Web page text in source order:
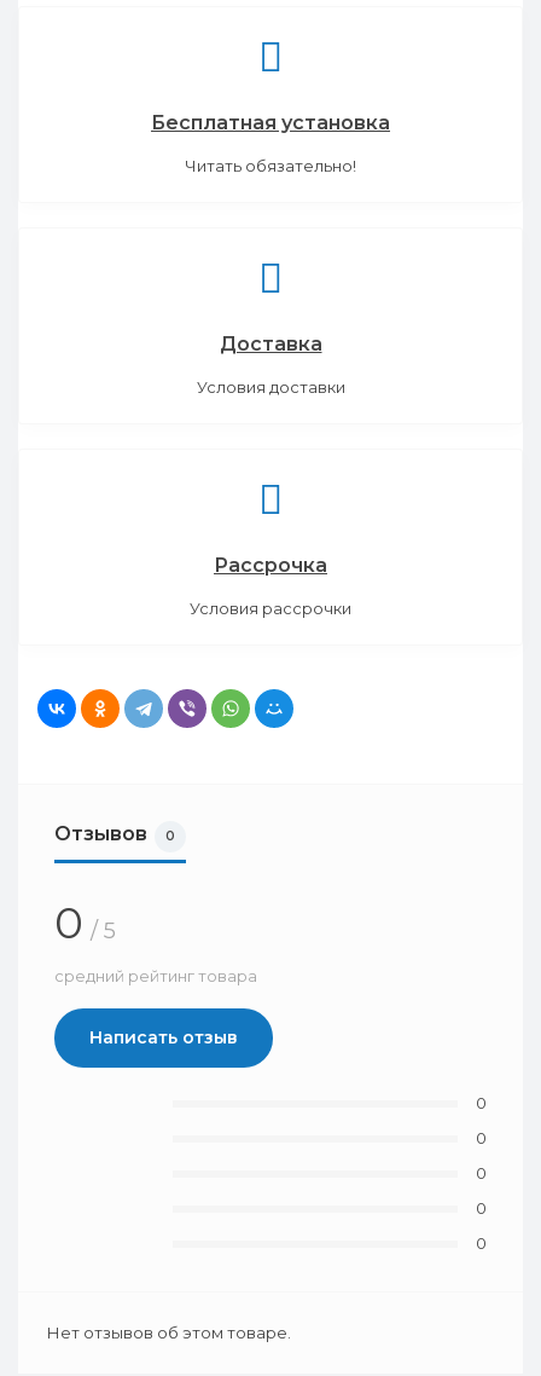
Бесплатная установка
Читать обязательно!
Доставка
Условия доставки
Рассрочка
Условия рассрочки
Отзывов 0
0 / 5
средний рейтинг товара
Написать отзыв
0
0
0
0
0
Нет отзывов об этом товаре.